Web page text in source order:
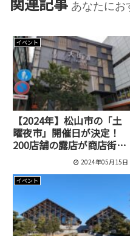
あなたにお
イベント
【2024年】松山市の「土
曜夜市」開催日が決定！
200店舗の露店が商店街に
2024年05月15日
イベント